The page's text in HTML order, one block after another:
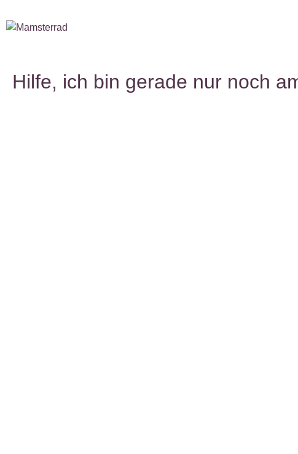
Hilfe, ich bin gerade nur noch